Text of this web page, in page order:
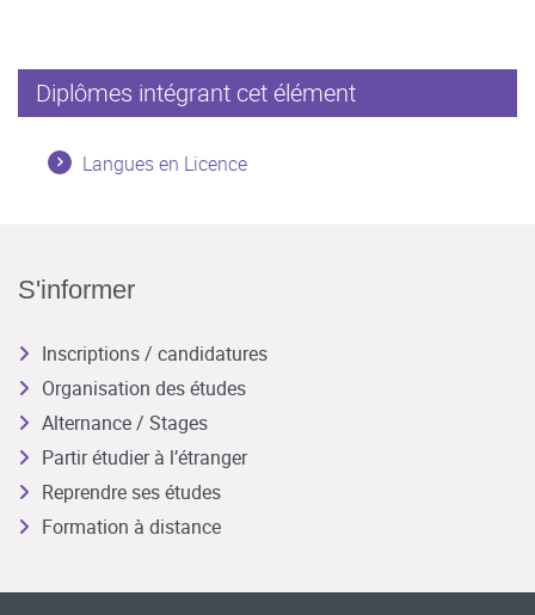
Diplômes intégrant cet élément
Langues en Licence
S'informer
Inscriptions / candidatures
Organisation des études
Alternance / Stages
Partir étudier à l’étranger
Reprendre ses études
Formation à distance